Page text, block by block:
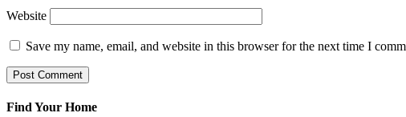
Website
Save my name, email, and website in this browser for the next time I
Find Your Home